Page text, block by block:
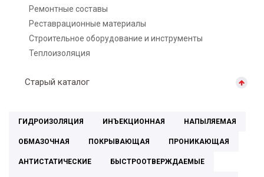
Ремонтные составы
Реставрационные материалы
Строительное оборудование и инструменты
Теплоизоляция
Старый каталог
ГИДРОИЗОЛЯЦИЯ ИНЪЕКЦИОННАЯ НАПЫЛЯЕМАЯ
ОБМАЗОЧНАЯ ПОКРЫВАЮЩАЯ ПРОНИКАЮЩАЯ
АНТИСТАТИЧЕСКИЕ БЫСТРООТВЕРЖДАЕМЫЕ